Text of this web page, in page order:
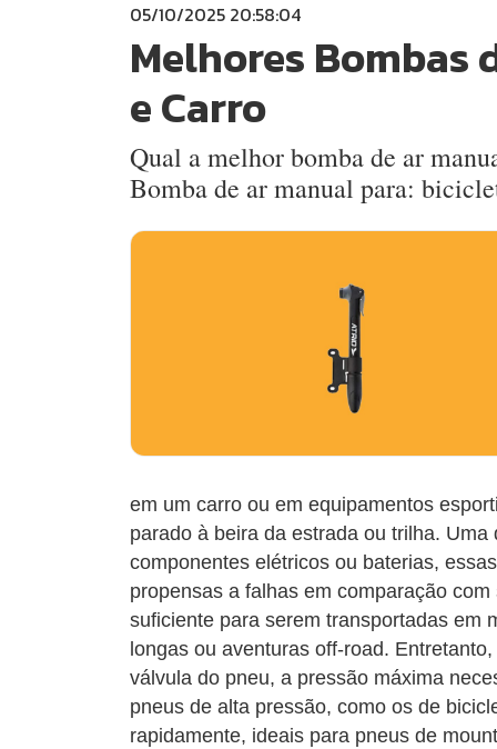
05/10/2025 20:58:04
Melhores Bombas
e Carro
Qual a melhor bomba de ar
Bomba de ar manual para:
em um carro ou em equipamentos
parado à beira da estrada ou trilha.
componentes elétricos ou baterias,
propensas a falhas em comparação
suficiente para serem transportadas em
longas ou aventuras off-road.
válvula do pneu, a pressão máxima
pneus de alta pressão, como os de
rapidamente, ideais para pneus de